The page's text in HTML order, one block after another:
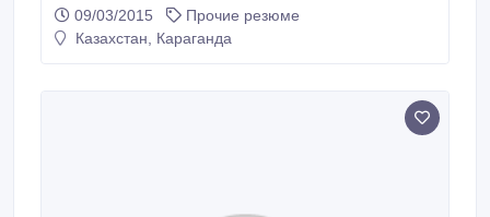
делового общения, способность принимать
ответственные решения, постоянное развитие,
09/03/2015
Прочие резюме
Казахстан, Караганда